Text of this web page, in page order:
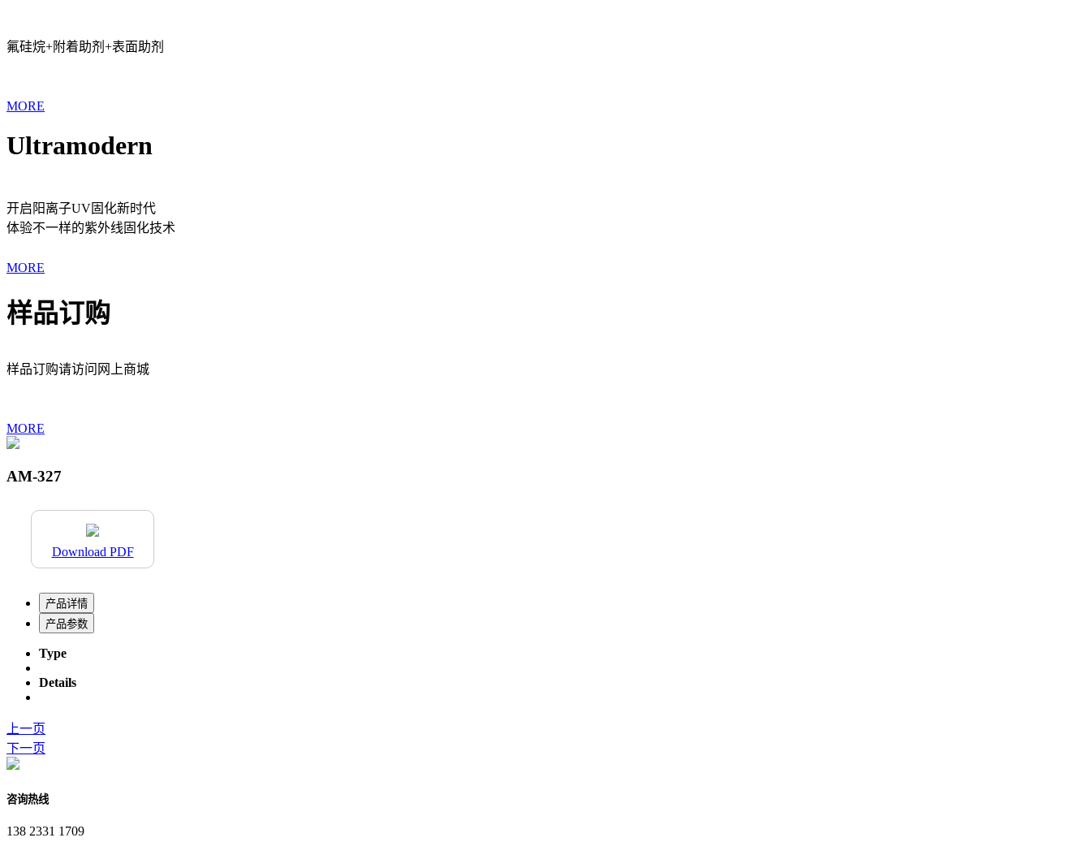
氟硅烷+附着助剂+表面助剂
MORE
Ultramodern
开启阳离子UV固化新时代
体验不一样的紫外线固化技术
MORE
样品订购
样品订购请访问网上商城
MORE
AM-327
Download PDF
产品详情
产品参数
Type
Details
上一页
下一页
咨询热线
138 2331 1709